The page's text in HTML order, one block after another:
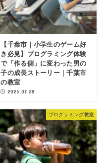
【千葉市｜小学生のゲーム好
き必見】プログラミング体験
で「作る側」に変わった男の
子の成長ストーリー｜千葉市
の教室
2025.07.28
プログラミング教室